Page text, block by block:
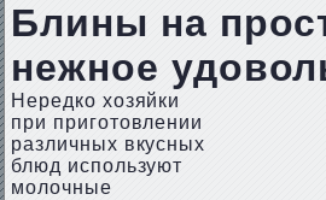
Блины на
нежное
Нередко хозяйки
при приготовлении
различных вкусных
блюд используют
молочные